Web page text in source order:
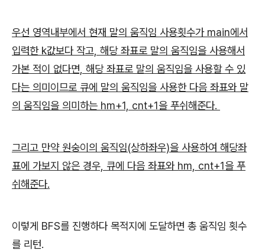
우선 영역내부에서 현재 말의 움직임 사용횟수가 main에서
입력한 k값보다 작고, 해당 좌표로 말의 움직임을 사용해서
가본 적이 없다면, 해당 좌표로 말의 움직임을 사용할 수 있
다는 의미이므로 큐에 말의 움직임을 사용한 다음 좌표와 말
의 움직임을 의미하는 hm+1, cnt+1을 푸쉬해준다.
그리고 만약 원숭이의 움직임(상하좌우)을 사용하여 해당좌
표에 가보지 않은 경우, 큐에 다음 좌표와 hm, cnt+1을 푸
쉬해준다.
이렇게 BFS를 진행하다 목적지에 도달하면 총 움직임 횟수
를 리턴.